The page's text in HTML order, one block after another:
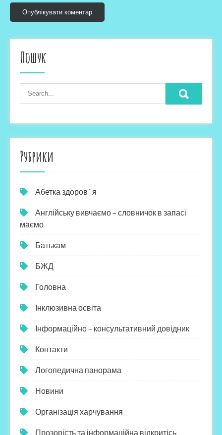
Пошук
Рубрики
Абетка здоров`я
Англійську вивчаємо – словничок в запасі
маємо
Батькам
БЖД
Головна
Інклюзивна освіта
Інформаційно – консультативний довідник
Контакти
Логопедична панорама
Новини
Організація харчування
Прозорість та інформаційна відкритісь